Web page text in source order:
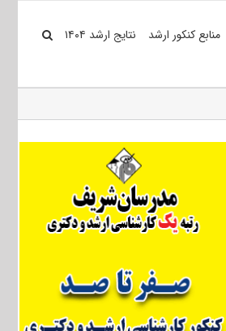
منابع کنکور ارشد نتایج ارشد ۱۴۰۴